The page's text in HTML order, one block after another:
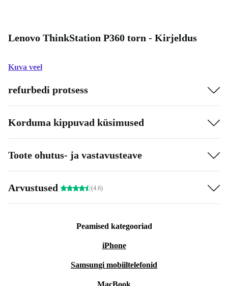
Lenovo ThinkStation P360 torn - Kirjeldus
Kuva veel
refurbedi protsess
Korduma kippuvad küsimused
Toote ohutus- ja vastavusteave
Arvustused (4.6)
Peamised kategooriad
iPhone
Samsungi mobiiltelefonid
MacBook